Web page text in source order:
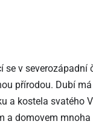
v severozápadní
přírodou. Dubí
a kostela svatého
a domovem